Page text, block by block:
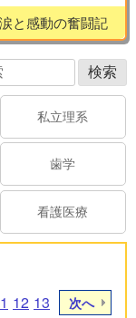
と感動の奮闘記
私立理系
歯学
看護医療
12 13 次へ